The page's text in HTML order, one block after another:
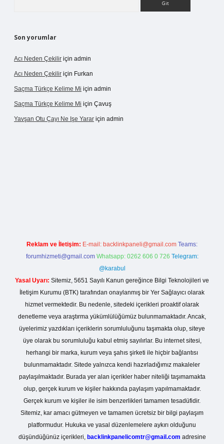
Son yorumlar
Acı Neden Çekilir için admin
Acı Neden Çekilir için Furkan
Saçma Türkçe Kelime Mi için admin
Saçma Türkçe Kelime Mi için Çavuş
Yavşan Otu Çayı Ne Işe Yarar için admin
Reklam ve İletişim: E-mail: backlinkpaneli@gmail.com Teams:
forumhizmeti@gmail.com Whatsapp: 0262 606 0 726 Telegram:
@karabul
Yasal Uyarı: Sitemiz, 5651 Sayılı Kanun gereğince Bilgi Teknolojileri ve
İletişim Kurumu (BTK) tarafından onaylanmış bir Yer Sağlayıcı olarak
hizmet vermektedir. Bu nedenle, sitedeki içerikleri proaktif olarak
denetleme veya araştırma yükümlülüğümüz bulunmamaktadır. Ancak,
üyelerimiz yazdıkları içeriklerin sorumluluğunu taşımakta olup, siteye
üye olarak bu sorumluluğu kabul etmiş sayılırlar. Bu internet sitesi,
herhangi bir marka, kurum veya şahıs şirketi ile hiçbir bağlantısı
bulunmamaktadır. Sitede yalnızca kendi hazırladığımız makaleler
paylaşılmaktadır. Burada yer alan içerikler haber niteliği taşımamakta
olup, gerçek kurum ve kişiler hakkında paylaşım yapılmamaktadır.
Gerçek kurum ve kişiler ile isim benzerlikleri tamamen tesadüfidir.
Sitemiz, kar amacı gütmeyen ve tamamen ücretsiz bir bilgi paylaşım
platformudur. Hukuka ve yasal düzenlemelere aykırı olduğunu
düşündüğünüz içerikleri, backlinkpanelicomtr@gmail.com adresine